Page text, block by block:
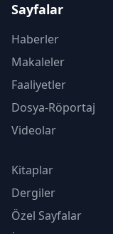
Sayfalar
Haberler
Makaleler
Faaliyetler
Dosya-Röportaj
Videolar
Kitaplar
Dergiler
Özel Sayfalar